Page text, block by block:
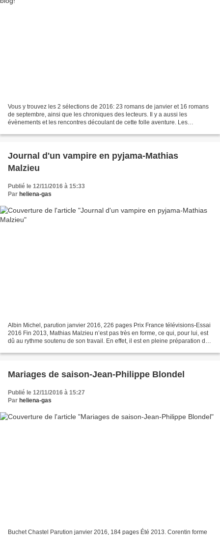
Vous y trouvez les 2 sélections de 2016: 23 romans de janvier et 16 romans
de septembre, ainsi que les chroniques des lecteurs. Il y a aussi les
évènements et les rencontres découlant de cette folle aventure. Les
Journal d'un vampire en pyjama-Mathias
Malzieu
Publié le 12/11/2016 à 15:33
Par heliena-gas
Albin Michel, parution janvier 2016, 226 pages Prix France télévisions-Essai
2016 Fin 2013, Mathias Malzieu n’est pas très en forme, ce qui, pour lui, est
dû au rythme soutenu de son travail. En effet, il est en pleine préparation de
Mariages de saison-Jean-Philippe Blondel
Publié le 12/11/2016 à 15:27
Par heliena-gas
Buchet Chastel Parution janvier 2016, 184 pages Été 2013. Corentin forme